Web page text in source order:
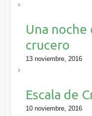
Una noche
crucero
13 noviembre, 2016
Escala de
10 noviembre, 2016